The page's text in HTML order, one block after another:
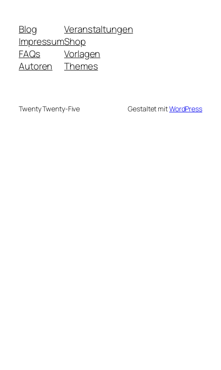
Blog
Impressum
FAQs
Autoren
Veranstaltungen
Shop
Vorlagen
Themes
Twenty Twenty-Five Gestaltet mitWordPress